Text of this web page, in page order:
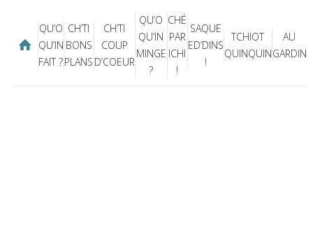
QU’O
QU’IN
FAIT ?
CH’TI
BONS
PLANS
CH’TI
COUP
D’COEUR
QU’O
QU’IN
MINGE
?
CHÉ
PAR
ICHI
!
SAQUE
ED’DINS
!
TCHIOT
QUINQUIN
AU
GARDIN